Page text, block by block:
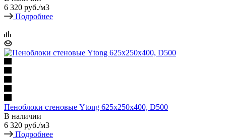
6 320 руб./м3
Подробнее
Пеноблоки стеновые Ytong 625х250х400, D500
В наличии
6 320 руб./м3
Подробнее